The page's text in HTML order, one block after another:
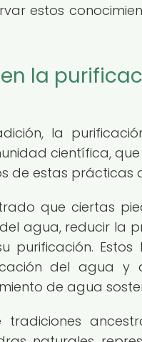
estos
la
la
científica,
de estas prácticas
que ciertas
agua, reducir la
purificación.
del agua y
de agua